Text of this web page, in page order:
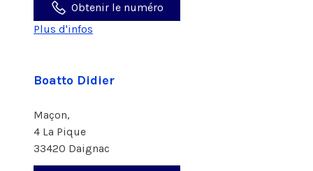
Obtenir le numéro
Plus d'infos
Boatto Didier
Maçon,
4 La Pique
33420 Daignac